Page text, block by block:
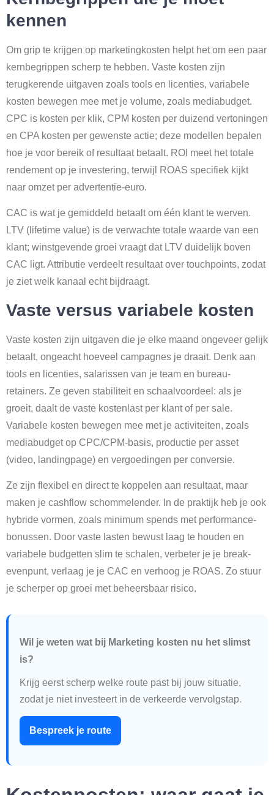
kennen
Om grip te krijgen op marketingkosten helpt het om een paar
kernbegrippen scherp te hebben. Vaste kosten zijn
terugkerende uitgaven zoals tools en licenties, variabele
kosten bewegen mee met je volume, zoals mediabudget.
CPC is kosten per klik, CPM kosten per duizend vertoningen
en CPA kosten per gewenste actie; deze modellen bepalen
hoe je voor bereik of resultaat betaalt. ROI meet het totale
rendement op je investering, terwijl ROAS specifiek kijkt
naar omzet per advertentie-euro.
CAC is wat je gemiddeld betaalt om één klant te werven.
LTV (lifetime value) is de verwachte totale waarde van een
klant; winstgevende groei vraagt dat LTV duidelijk boven
CAC ligt. Attributie verdeelt resultaat over touchpoints, zodat
je ziet welk kanaal echt bijdraagt.
Vaste versus variabele kosten
Vaste kosten zijn uitgaven die je elke maand ongeveer gelijk
betaalt, ongeacht hoeveel campagnes je draait. Denk aan
tools en licenties, salarissen van je team en bureau-
retainers. Ze geven stabiliteit en schaalvoordeel: als je
groeit, daalt de vaste kostenlast per klant of per sale.
Variabele kosten bewegen mee met je activiteiten, zoals
mediabudget op CPC/CPM-basis, productie per asset
(video, landingpage) en vergoedingen per conversie.
Ze zijn flexibel en direct te koppelen aan resultaat, maar
maken je cashflow schommelender. In de praktijk heb je ook
hybride vormen, zoals minimum spends met performance-
bonussen. Door vaste lasten bewust laag te houden en
variabele budgetten slim te schalen, verbeter je je break-
evenpunt, verlaag je je CAC en verhoog je ROAS. Zo stuur
je scherper op groei met beheersbaar risico.
Wil je weten wat bij Marketing kosten nu het slimst
is?
Krijg eerst scherp welke route past bij jouw situatie,
zodat je niet investeert in de verkeerde vervolgstap.
Bespreek je route